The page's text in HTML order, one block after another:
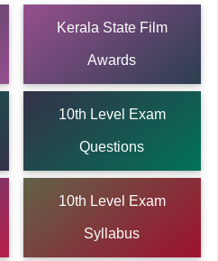
Kerala State Film
Awards
10th Level Exam
Questions
10th Level Exam
Syllabus